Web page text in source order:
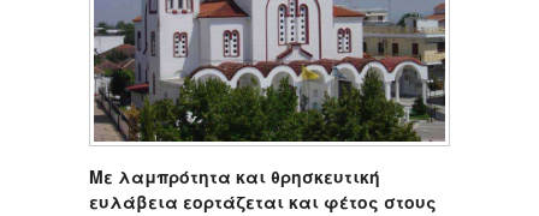
Με λαμπρότητα και θρησκευτική
ευλάβεια εορτάζεται και φέτος στους